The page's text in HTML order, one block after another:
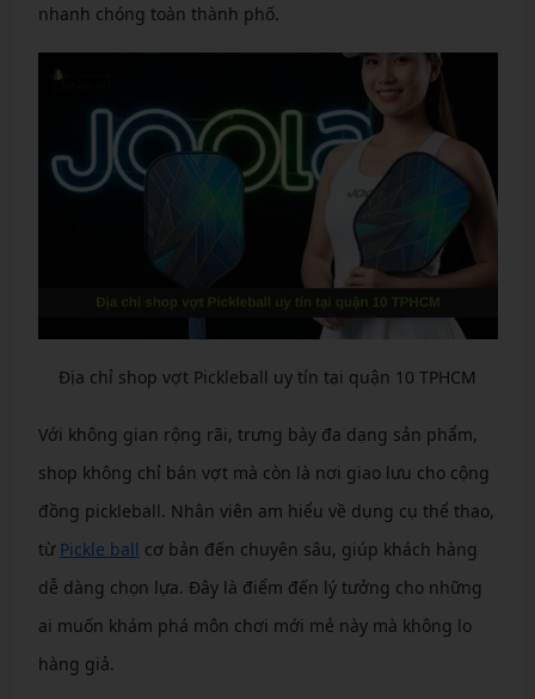
nhanh chóng toàn thành phố.
Địa chỉ shop vợt Pickleball uy tín tại quận 10 TPHCM
Với không gian rộng rãi, trưng bày đa dạng sản phẩm,
shop không chỉ bán vợt mà còn là nơi giao lưu cho cộng
đồng pickleball. Nhân viên am hiểu về dụng cụ thể thao,
từ Pickle ball cơ bản đến chuyên sâu, giúp khách hàng
dễ dàng chọn lựa. Đây là điểm đến lý tưởng cho những
ai muốn khám phá môn chơi mới mẻ này mà không lo
hàng giả.